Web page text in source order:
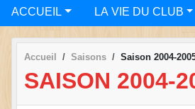
ACCUEIL LA VIE DU CLUB
Accueil Saisons Saison 2004-
SAISON 2004-